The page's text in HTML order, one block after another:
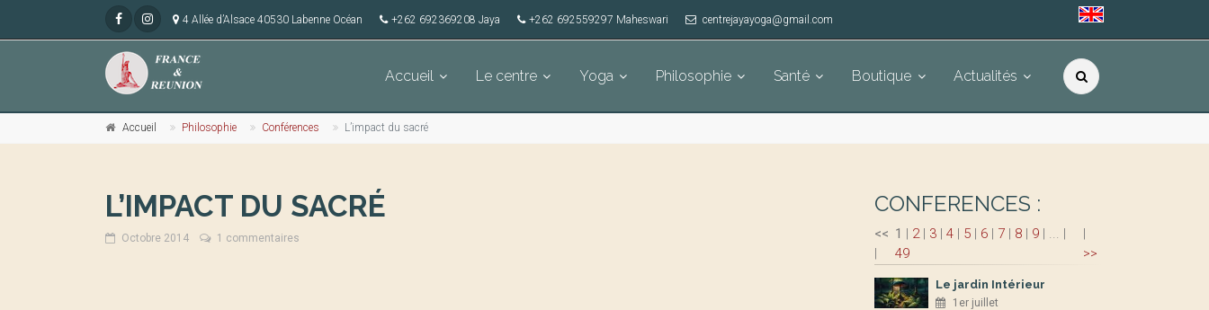
4 Allée d’Alsace 40530 Labenne Océan +262 692369208 Jaya +262 692559297 Maheswari centrejayayoga@gmail.com
Accueil Le centre Yoga Philosophie Santé Boutique Actualités
Accueil Philosophie Conférences L’impact du sacré
L’IMPACT DU SACRÉ
Octobre 2014 1 commentaires
CONFERENCES :
<<
|
1 | 2| 3| 4| 5| 6| 7| 8| 9| ... |
49
|
>>
Le jardin Intérieur
1er juillet